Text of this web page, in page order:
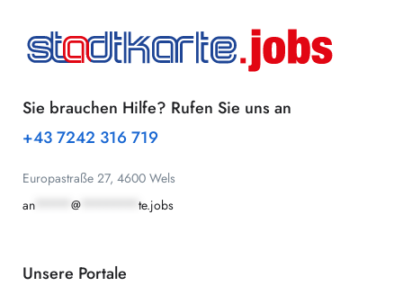
Sie brauchen Hilfe? Rufen Sie uns an
+43 7242 316 719
Europastraße 27, 4600 Wels
an
@ te.jobs
Unsere Portale